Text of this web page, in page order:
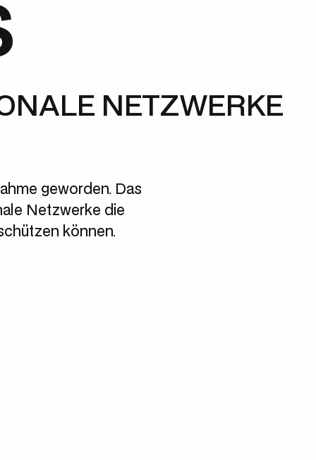
NETZWERKE
geworden. Das
Netzwerke die
können.